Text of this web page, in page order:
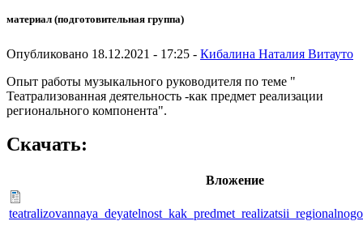
материал (подготовительная группа)
Опубликовано 18.12.2021 - 17:25 - Кибалина Наталия Витауто
Опыт работы музыкального руководителя по теме "
Театрализованная деятельность -как предмет реализации
регионального компонента".
Скачать:
Вложение